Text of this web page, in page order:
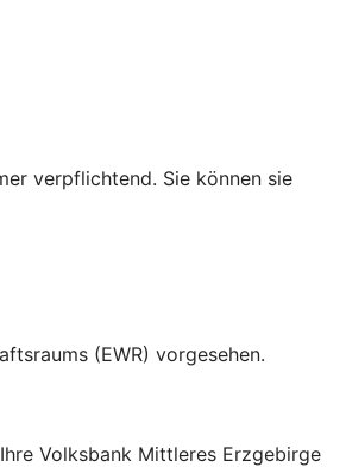
verpflichtend. Sie können sie
(EWR) vorgesehen.
Volksbank Mittleres Erzgebirge